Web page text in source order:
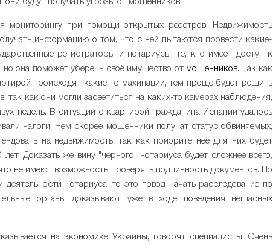
они будут получать угрозы от мошенников.
мониторингу при помощи открытых реестров. Недвижимость
информацию о том, что с ней пытаются провести какие-
регистраторы и нотариусы, те, кто имеет доступ к
но она поможет уберечь своё имущество от мошенников. Так как
происходят какие-то махинации, тем проще будет решить
как они могли засветиться на каких-то камерах наблюдения,
недель. В ситуации с квартирой гражданина Испании удалось
налоги. Чем скорее мошенники получат статус обвиняемых,
на недвижимость, так как приоритетнее для них будет
Доказать же вину "чёрного" нотариуса будет сложнее всего,
не имеют возможность проверять подлинность документов. Но
нотариуса, то это повод начать расследование по
органы доказывают уже в ходе поведения негласных
на экономике Украины, говорят специалисты. Очень